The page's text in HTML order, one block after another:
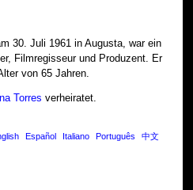
30. Juli 1961 in Augusta, war ein
Filmregisseur und Produzent. Er
von 65 Jahren.
Torres verheiratet.
Español Italiano Português 中文